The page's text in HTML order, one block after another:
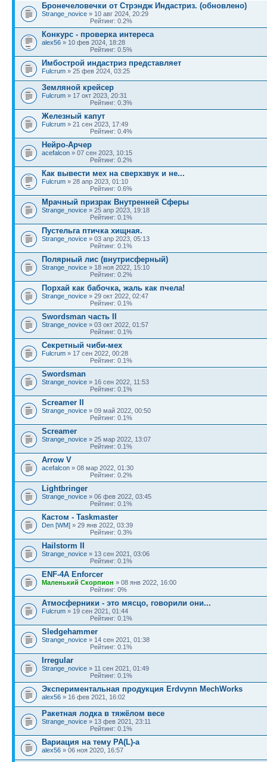
Бронечеловечки от Стрэндж Индастриз. (обновлено)
Strange_novice » 10 авг 2024, 20:29
Рейтинг: 0.2%
Конкурс - проверка интереса
alex56 » 10 фев 2024, 18:28
Рейтинг: 0.5%
Имбострой индастриз представляет
Fulcrum » 25 фев 2024, 03:25
Земляной крейсер
Fulcrum » 17 окт 2023, 20:31
Рейтинг: 0.3%
Железный капут
Fulcrum » 21 сен 2023, 17:49
Рейтинг: 0.4%
Нейро-Арчер
acefalcon » 07 сен 2023, 10:15
Рейтинг: 0.2%
Как вывести мех на сверхзвук и не...
Fulcrum » 28 апр 2023, 01:10
Рейтинг: 0.6%
Мрачный призрак Внутренней Сферы
Strange_novice » 25 апр 2023, 19:18
Рейтинг: 0.1%
Пустельга птичка хищная.
Strange_novice » 03 апр 2023, 05:13
Рейтинг: 0.1%
Полярный лис (внутрисферный)
Strange_novice » 18 ноя 2022, 15:10
Рейтинг: 0.2%
Порхай как бабочка, жаль как пчела!
Strange_novice » 29 окт 2022, 02:47
Рейтинг: 0.1%
Swordsman часть II
Strange_novice » 03 окт 2022, 01:57
Рейтинг: 0.1%
Секретный чиби-мех
Fulcrum » 17 сен 2022, 00:28
Рейтинг: 0.1%
Swordsman
Strange_novice » 16 сен 2022, 11:53
Рейтинг: 0.1%
Screamer II
Strange_novice » 09 май 2022, 00:50
Рейтинг: 0.1%
Screamer
Strange_novice » 25 мар 2022, 13:07
Рейтинг: 0.1%
Arrow V
acefalcon » 08 мар 2022, 01:30
Рейтинг: 0.2%
Lightbringer
Strange_novice » 06 фев 2022, 03:45
Рейтинг: 0.1%
Кастом - Taskmaster
Den [WM] » 29 янв 2022, 03:39
Рейтинг: 0.3%
Hailstorm II
Strange_novice » 13 сен 2021, 03:06
Рейтинг: 0.1%
ENF-4A Enforcer
Маленький Скорпион » 08 янв 2022, 16:00
Рейтинг: 0%
Атмосферники - это мясцо, говорили они...
Fulcrum » 19 сен 2021, 01:44
Рейтинг: 0.1%
Sledgehammer
Strange_novice » 14 сен 2021, 01:38
Рейтинг: 0.1%
Irregular
Strange_novice » 11 сен 2021, 01:49
Рейтинг: 0.1%
Экспериментальная продукция Erdvynn MechWorks
alex56 » 16 фев 2021, 16:02
Ракетная лодка в тяжёлом весе
Strange_novice » 13 фев 2021, 23:11
Рейтинг: 0.1%
Вариация на тему PA(L)-а
alex56 » 06 ноя 2020, 16:57